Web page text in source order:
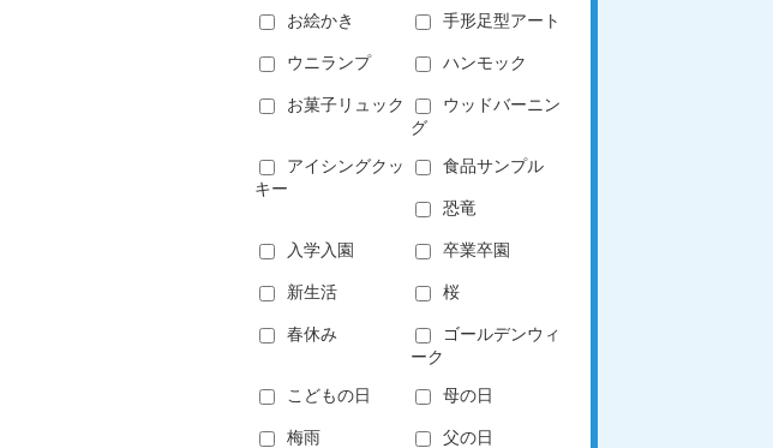
お絵かき 手形足型アート
ウニランプ ハンモック
お菓子リュック
ウッドバーニン
グ
アイシングクッ
キー
食品サンプル
恐竜
入学入園 卒業卒園
新生活 桜
春休み
ゴールデンウィ
ーク
こどもの日 母の日
梅雨 父の日